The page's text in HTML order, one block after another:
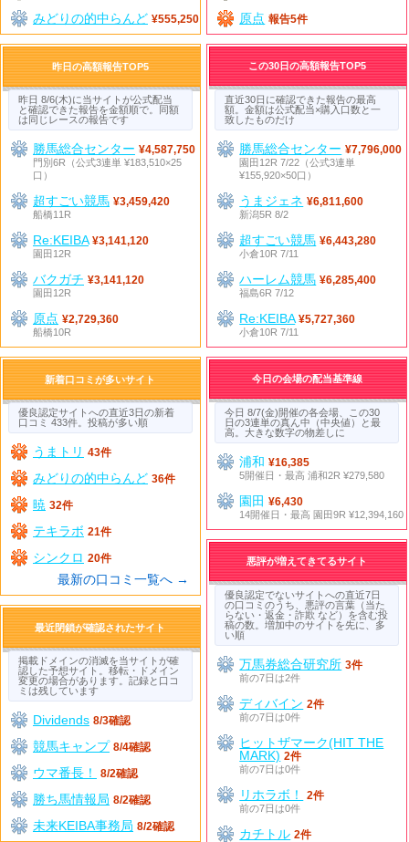
みどりの的中らんど ¥555,250 原点 報告5件
昨日の高額報告TOP5
昨日 8/6(木)に当サイトが公式配当
と確認できた報告を金額順で。同額
は同じレースの報告です
勝馬総合センター ¥4,587,750
門別6R（公式3連単 ¥183,510×25
口）
超すごい競馬 ¥3,459,420
船橋11R
Re:KEIBA ¥3,141,120
園田12R
バクガチ ¥3,141,120
園田12R
原点 ¥2,729,360
船橋10R
この30日の高額報告TOP5
直近30日に確認できた報告の最高
額。金額は公式配当×購入口数と一
致したものだけ
勝馬総合センター ¥7,796,000
園田12R 7/22（公式3連単
¥155,920×50口）
うまジェネ ¥6,811,600
新潟5R 8/2
超すごい競馬 ¥6,443,280
小倉10R 7/11
ハーレム競馬 ¥6,285,400
福島6R 7/12
Re:KEIBA ¥5,727,360
小倉10R 7/11
新着口コミが多いサイト
優良認定サイトへの直近3日の新着
口コミ 433件。投稿が多い順
うまトリ 43件
みどりの的中らんど 36件
暁 32件
テキラボ 21件
シンクロ 20件
最新の口コミ一覧へ →
今日の会場の配当基準線
今日 8/7(金)開催の各会場、この30
日の3連単の真ん中（中央値）と最
高。大きな数字の物差しに
浦和¥16,385
5開催日・最高 浦和2R ¥279,580
園田¥6,430
14開催日・最高 園田9R ¥12,394,160
悪評が増えてきてるサイト
優良認定でないサイトへの直近7日
の口コミのうち、悪評の言葉（当た
らない・返金・詐欺 など）を含む投
稿の数。増加中のサイトを先に、多
い順
万馬券総合研究所 3件
前の7日は2件
ディバイン 2件
前の7日は0件
ヒットザマーク(HIT THE
MARK) 2件
前の7日は0件
リホラボ！
2件
前の7日は0件
カチトル 2件
最近閉鎖が確認されたサイト
掲載ドメインの消滅を当サイトが確
認した予想サイト。移転・ドメイン
変更の場合があります。記録と口コ
ミは残しています
Dividends 8/3確認
競馬キャンプ 8/4確認
ウマ番長！ 8/2確認
勝ち馬情報局 8/2確認
未来KEIBA事務局 8/2確認